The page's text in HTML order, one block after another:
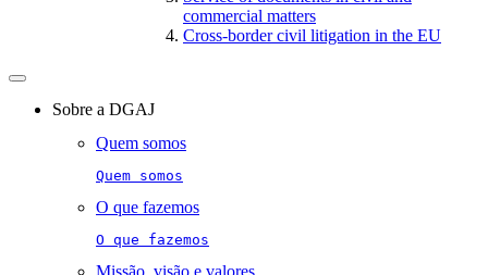
commercial matters​​
Cross-border civil litigation in the EU
Toggle
navigationSobre a DGAJ
Quem somos
Quem somos
O que fazemos
O que fazemos
Missão, visão e valores